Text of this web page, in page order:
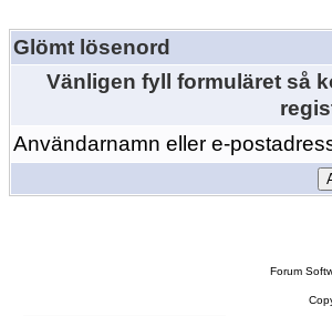
Glömt lösenord
Vänligen fyll formuläret så
Användarnamn eller e-
Forum